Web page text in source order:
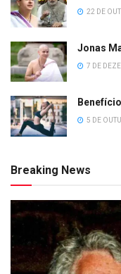
22 DE
Jonas
7 DE
5 DE
Breaking News